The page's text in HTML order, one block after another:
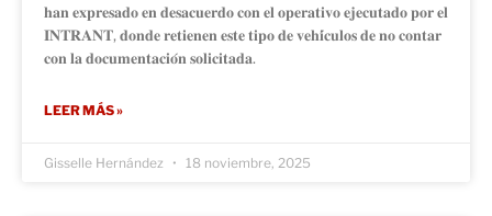
𝐡𝐚𝐧 𝐞𝐱𝐩𝐫𝐞𝐬𝐚𝐝𝐨 𝐞𝐧 𝐝𝐞𝐬𝐚𝐜𝐮𝐞𝐫𝐝𝐨 𝐜𝐨𝐧 𝐞𝐥 𝐨𝐩𝐞𝐫𝐚𝐭𝐢𝐯𝐨 𝐞𝐣𝐞𝐜𝐮𝐭𝐚𝐝𝐨 𝐩𝐨𝐫 𝐞𝐥
𝐈𝐍𝐓𝐑𝐀𝐍𝐓, 𝐝𝐨𝐧𝐝𝐞 𝐫𝐞𝐭𝐢𝐞𝐧𝐞𝐧 𝐞𝐬𝐭𝐞 𝐭𝐢𝐩𝐨 𝐝𝐞 𝐯𝐞𝐡𝐢́𝐜𝐮𝐥𝐨𝐬 𝐝𝐞 𝐧𝐨 𝐜𝐨𝐧𝐭𝐚𝐫
𝐜𝐨𝐧 𝐥𝐚 𝐝𝐨𝐜𝐮𝐦𝐞𝐧𝐭𝐚𝐜𝐢𝐨́𝐧 𝐬𝐨𝐥𝐢𝐜𝐢𝐭𝐚𝐝𝐚.
LEER MÁS »
Gisselle Hernández 18 noviembre, 2025